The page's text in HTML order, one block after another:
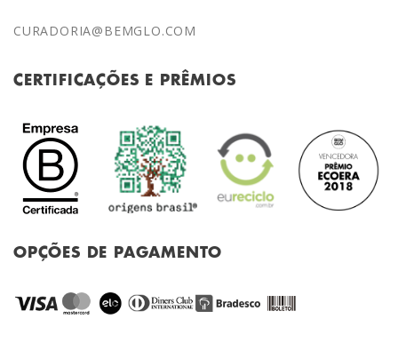
CURADORIA@BEMGLO.COM
CERTIFICAÇÕES E PRÊMIOS
OPÇÕES DE PAGAMENTO